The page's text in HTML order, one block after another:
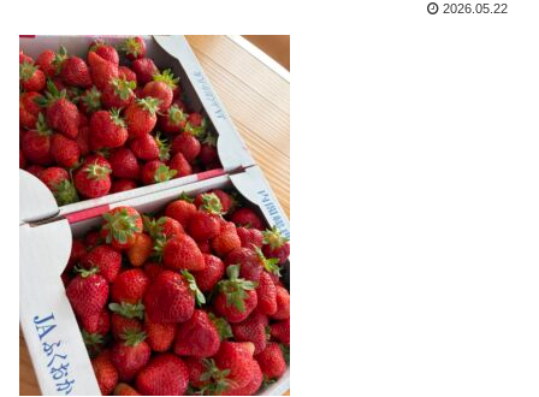
2026.05.22